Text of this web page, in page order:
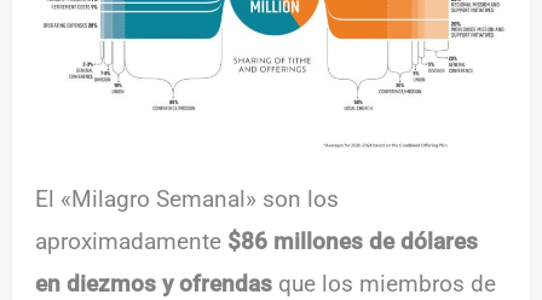
El «Milagro Semanal» son los
aproximadamente $86 millones de dólares
en diezmos y ofrendas que los miembros de